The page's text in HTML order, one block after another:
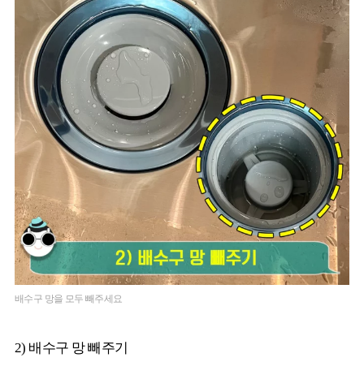
배수구 망을 모두 빼주세요
2) 배수구 망 빼주기